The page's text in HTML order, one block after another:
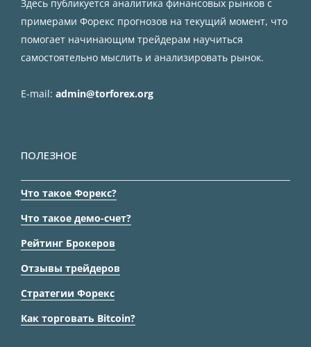
Здесь публикуется аналитика финансовых рынков с
примерами Форекс прогнозов на текущий момент, что
помогает начинающим трейдерам научиться
самостоятельно мыслить и анализировать рынок.
E-mail: admin@torforex.org
ПОЛЕЗНОЕ
Что такое Форекс?
Что такое демо-счет?
Рейтинг Брокеров
Отзывы трейдеров
Стратегии Форекс
Как торговать Bitcoin?